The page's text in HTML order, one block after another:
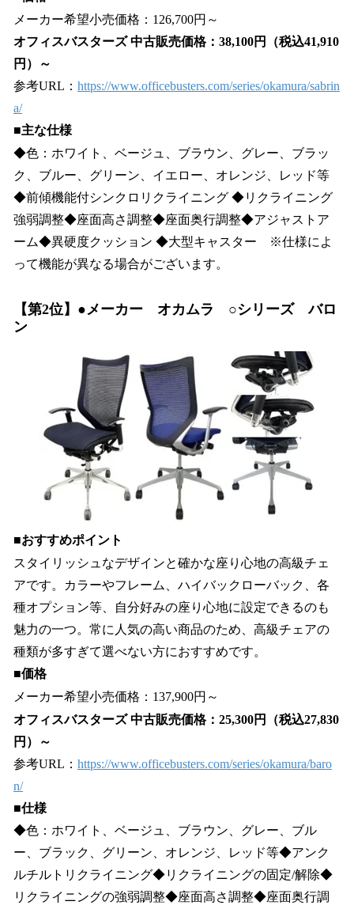
メーカー希望小売価格：126,700円～
オフィスバスターズ 中古販売価格：38,100円（税込41,910
円）～
参考URL： https://www.officebusters.com/series/okamura/sabrin
a/
■主な仕様
◆色：ホワイト、ベージュ、ブラウン、グレー、ブラッ
ク、ブルー、グリーン、イエロー、オレンジ、レッド等
◆前傾機能付シンクロリクライニング ◆リクライニング
強弱調整◆座面高さ調整◆座面奥行調整◆アジャストア
ーム◆異硬度クッション ◆大型キャスター ※仕様によ
って機能が異なる場合がございます。
【第2位】●メーカー オカムラ ○シリーズ バロ
ン
■おすすめポイント
スタイリッシュなデザインと確かな座り心地の高級チェ
アです。カラーやフレーム、ハイバックローバック、各
種オプション等、自分好みの座り心地に設定できるのも
魅力の一つ。常に人気の高い商品のため、高級チェアの
種類が多すぎて選べない方におすすめです。
■価格
メーカー希望小売価格：137,900円～
オフィスバスターズ 中古販売価格：25,300円（税込27,830
円）～
参考URL： https://www.officebusters.com/series/okamura/baro
n/
■仕様
◆色：ホワイト、ベージュ、ブラウン、グレー、ブル
ー、ブラック、グリーン、オレンジ、レッド等◆アンク
ルチルトリクライニング◆リクライニングの固定/解除◆
リクライニングの強弱調整◆座面高さ調整◆座面奥行調